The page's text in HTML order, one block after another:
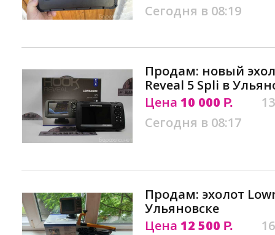
Сегодня в 08:19
Продам: новый
Reveal 5 Spli в
Цена 10 000 Р.
Сегодня в 08:17
Продам: эхолот
Ульяновске
Цена 12 500 Р.